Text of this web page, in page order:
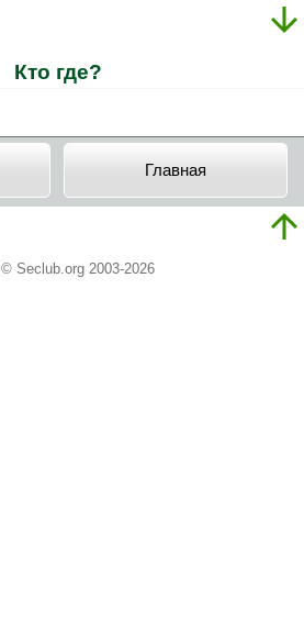
Кто где?
Главная
© Seclub.org 2003-2026